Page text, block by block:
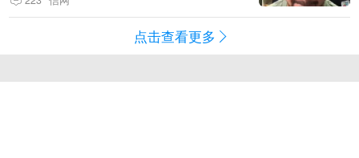
点击查看更多